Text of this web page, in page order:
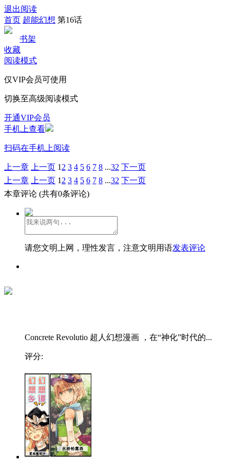
退出阅读
首页 超能幻想 第16话
书架
收藏
阅读模式
仅VIP会员可使用
切换至高级阅读模式
开通VIP会员
手机上查看
扫码在手机上阅读
上一章 上一页 1 2 3 4 5 6 7 8 ...32 下一页
上一章
上一页 1 2 3 4 5 6 7 8 ...32 下一页
本章评论 (共有0条评论)
请您文明上网，理性发言，注意文明用语发表评论
Concrete Revolutio 超人幻想漫画 ，在“神化”时代的...
评分: